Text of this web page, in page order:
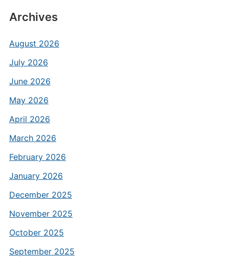
Archives
August 2026
July 2026
June 2026
May 2026
April 2026
March 2026
February 2026
January 2026
December 2025
November 2025
October 2025
September 2025